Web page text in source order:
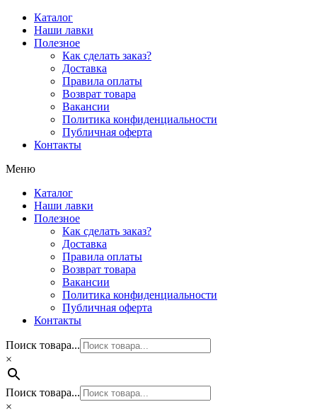
Перейти
содержимому
Каталог
Наши лавки
Полезное
Как сделать заказ?
Доставка
Правила оплаты
Возврат товара
Вакансии
Политика конфиденциальности
Публичная оферта
Контакты
Меню
Каталог
Наши лавки
Полезное
Как сделать заказ?
Доставка
Правила оплаты
Возврат товара
Вакансии
Политика конфиденциальности
Публичная оферта
Контакты
Поиск товара...
×
Поиск товара...
×